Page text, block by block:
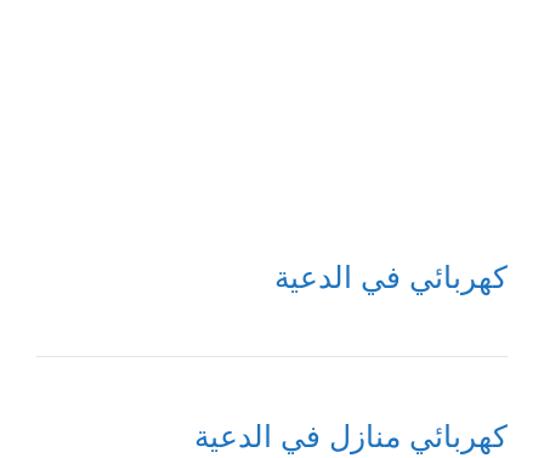
كهربائي في الدعية
كهربائي منازل في الدعية